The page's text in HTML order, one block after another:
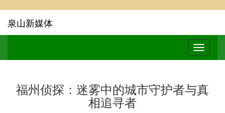
泉山新媒体
福州侦探：迷雾中的城市守护者与真
相追寻者